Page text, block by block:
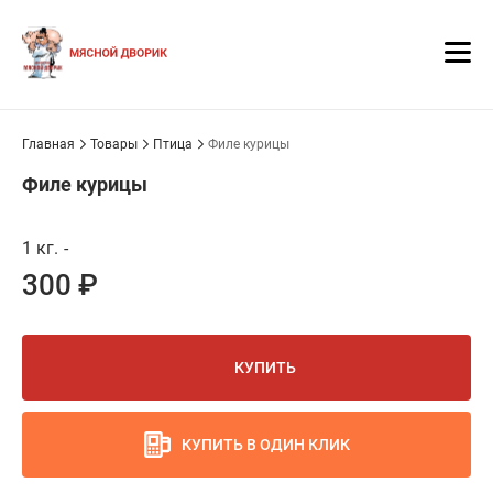
Главная Товары Птица Филе курицы
Филе курицы
1 кг. -
300 ₽
КУПИТЬ
КУПИТЬ В ОДИН КЛИК